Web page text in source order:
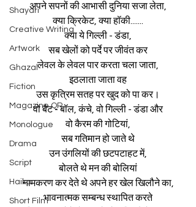
Shayari
Creative Writing
Artwork
Ghazal
Fiction
Magazine QR
Monologue
Drama
Script
Haiku
Short Film
अपने सपनों की आभासी दुनिया सजा लेता,
क्या क्रिकेट, क्या हॉकी.......
क्या ये गिल्ली - डंडा,
सब खेलों को पर्दे पर जीवंत कर
लेवल के लेवल पार करता चला जाता,
इठलाता जाता वह
उस कृत्रिम सतह पर खुद को पा कर।
वो बैट - बॉल, कंचे, वो गिल्ली - डंडा और
वो कैरम की गोटियां,
सब गतिमान हो जाते थे
उन उंगलियों की छटपटाहट में,
बोलते थे मन की बोलियां
नामकरण कर देते थे अपने हर खेल खिलौने का,
भावनात्मक सम्बन्ध स्थापित करते